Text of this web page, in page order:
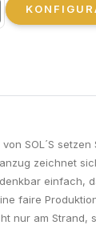
SOL´S
zeichnet
einfach,
faire
nur am Strand,